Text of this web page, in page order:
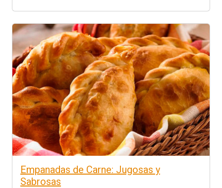
Empanadas de Carne: Jugosas y
Sabrosas